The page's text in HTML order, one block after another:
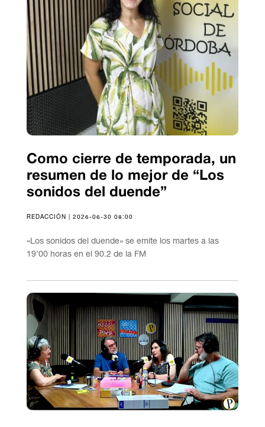
Como cierre de temporada, un
resumen de lo mejor de “Los
sonidos del duende”
REDACCIÓN | 2026-06-30 08:00
«Los sonidos del duende» se emite los martes a las
19’00 horas en el 90.2 de la FM